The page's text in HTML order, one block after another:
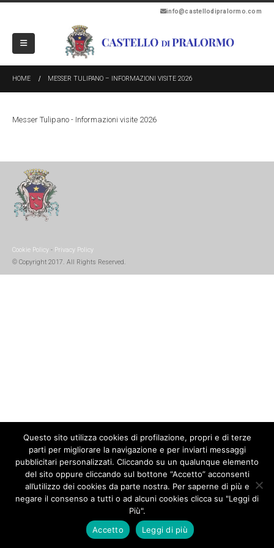
info@castellodipralormo.com
HOME MESSER TULIPANO – INFORMAZIONI VISITE 2026
Messer Tulipano - Informazioni visite 2026
Cookie Policy - Privacy Policy
© Copyright 2017. All Rights Reserved.
Questo sito utilizza cookies di profilazione, propri e di terze
parti per migliorare la navigazione e per inviarti messaggi
pubblicitari personalizzati. Cliccando su un qualunque elemento
del sito oppure cliccando sul bottone “Accetto” acconsenti
all’utilizzo dei cookies da parte nostra. Per saperne di più e
negare il consenso a tutti o ad alcuni cookies clicca su "Leggi di
Più".
Accetto
Leggi di più